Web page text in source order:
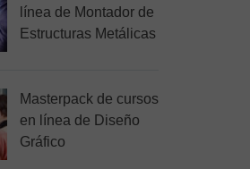
línea de Montador de
Estructuras Metálicas
Masterpack de cursos
en línea de Diseño
Gráfico